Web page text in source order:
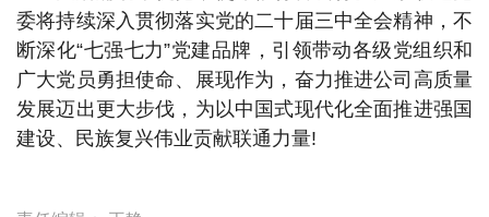
委将持续深入贯彻落实党的二十届三中全会精神，不
断深化“七强七力”党建品牌，引领带动各级党组织和
广大党员勇担使命、展现作为，奋力推进公司高质量
发展迈出更大步伐，为以中国式现代化全面推进强国
建设、民族复兴伟业贡献联通力量!